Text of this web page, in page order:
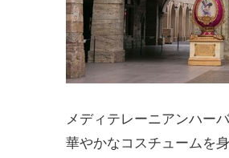
メディテレーニアンハー
華やかなコスチュームを